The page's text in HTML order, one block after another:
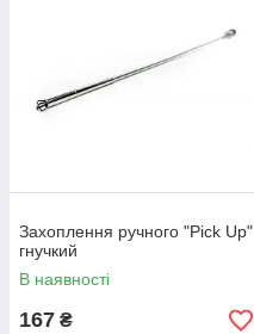
Захоплення ручного "Pick Up"
гнучкий
В наявності
167 ₴